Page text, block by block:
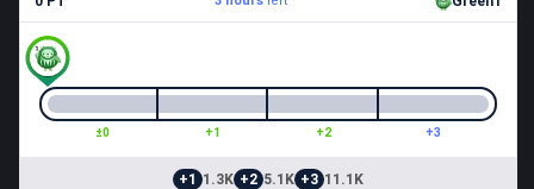
±0 +1 +2 +3
+1 1.3K +2 5.1K +3 11.1K